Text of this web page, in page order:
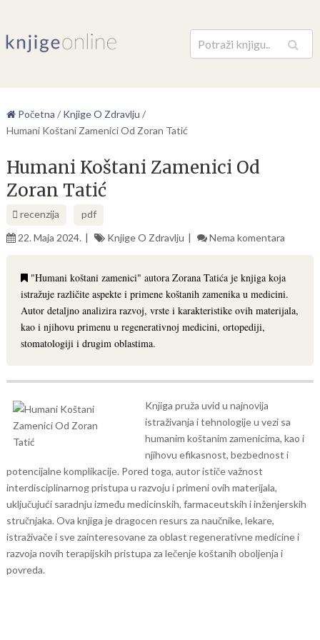
Pretraga
Početna / Knjige O Zdravlju /
Humani Koštani Zamenici Od Zoran Tatić
Humani Koštani Zamenici Od
Zoran Tatić
recenzija
pdf
22. Maja 2024.
Knjige O Zdravlju Nema komentara
"Humani koštani zamenici" autora Zorana Tatića je knjiga koja
istražuje različite aspekte i primene koštanih zamenika u medicini.
Autor detaljno analizira razvoj, vrste i karakteristike ovih materijala,
kao i njihovu primenu u regenerativnoj medicini, ortopediji,
stomatologiji i drugim oblastima.
Knjiga pruža uvid u najnovija
istraživanja i tehnologije u vezi sa
humanim koštanim zamenicima, kao i
njihovu efikasnost, bezbednost i
potencijalne komplikacije. Pored toga, autor ističe važnost
interdisciplinarnog pristupa u razvoju i primeni ovih materijala,
uključujući saradnju između medicinskih, farmaceutskih i inženjerskih
stručnjaka. Ova knjiga je dragocen resurs za naučnike, lekare,
istraživače i sve zainteresovane za oblast regenerativne medicine i
razvoja novih terapijskih pristupa za lečenje koštanih oboljenja i
povreda.